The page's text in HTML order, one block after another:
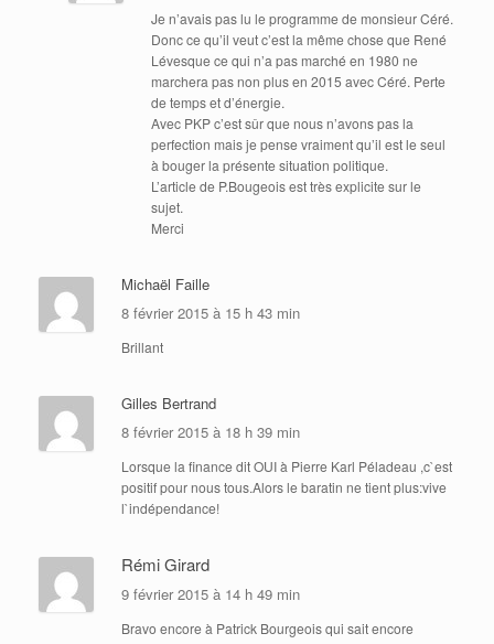
Je n’avais pas lu le programme de monsieur Céré.
Donc ce qu’il veut c’est la même chose que René
Lévesque ce qui n’a pas marché en 1980 ne
marchera pas non plus en 2015 avec Céré. Perte
de temps et d’énergie.
Avec PKP c’est sûr que nous n’avons pas la
perfection mais je pense vraiment qu’il est le seul
à bouger la présente situation politique.
L’article de P.Bougeois est très explicite sur le
sujet.
Merci
Michaël Faille
8 février 2015 à 15 h 43 min
Brillant
Gilles Bertrand
8 février 2015 à 18 h 39 min
Lorsque la finance dit OUI à Pierre Karl Péladeau ,c`est
positif pour nous tous.Alors le baratin ne tient plus:vive
l`indépendance!
Rémi Girard
9 février 2015 à 14 h 49 min
Bravo encore à Patrick Bourgeois qui sait encore